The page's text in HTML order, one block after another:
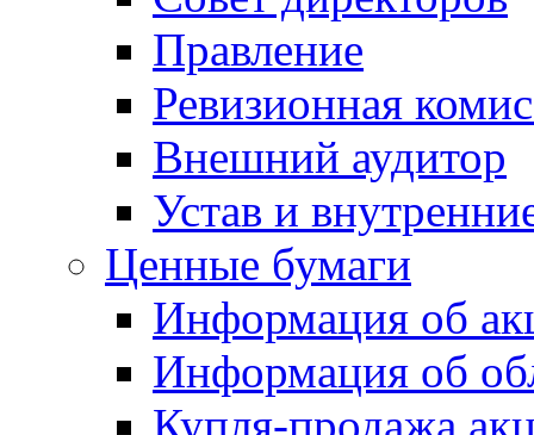
Правление
Ревизионная
Внешний аудитор
Устав и
Ценные бумаги
Информация об
Информация об